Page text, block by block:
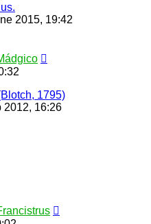
2015, 19:42
1795)
2012, 16:26